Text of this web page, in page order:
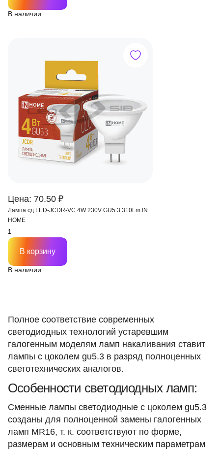
В наличии
Цена: 70.50 ₽
Лампа сд LED-JCDR-VC 4W 230V GU5.3 310Lm IN
HOME
В наличии
В корзину
Полное соответствие современных
светодиодных технологий устаревшим
галогенным моделям ламп накаливания ставит
лампы с цоколем gu5.3 в разряд полноценных
светотехнических аналогов.
Особенности светодиодных ламп:
Сменные лампы светодиодные с цоколем gu5.3
созданы для полноценной замены галогенных
ламп MR16, т. к. соответствуют по форме,
размерам и основным техническим параметрам